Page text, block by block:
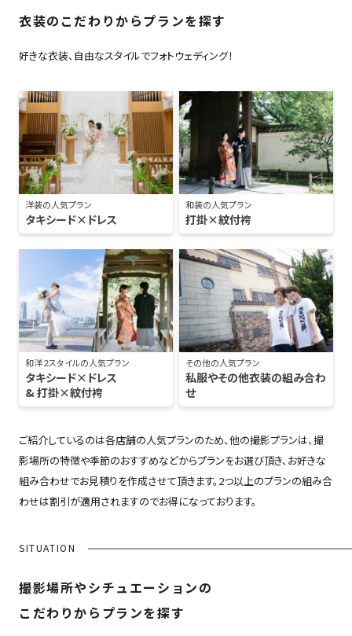
衣装のこだわりからプランを探す
好きな衣装、自由なスタイルでフォトウェディング！
洋装の人気プラン
タキシード×ドレス
和装の人気プラン
打掛×紋付袴
和洋２スタイルの人気プラン
タキシード×ドレス
& 打掛×紋付袴
その他の人気プラン
私服やその他衣装の組み合わ
せ
ご紹介しているのは各店舗の人気プランのため、他の撮影プランは、撮
影場所の特徴や季節のおすすめなどからプランをお選び頂き、お好きな
組み合わせでお見積りを作成させて頂きます。2つ以上のプランの組み合
わせは割引が適用されますのでお得になっております。
SITUATION
撮影場所やシチュエーションの
こだわりからプランを探す